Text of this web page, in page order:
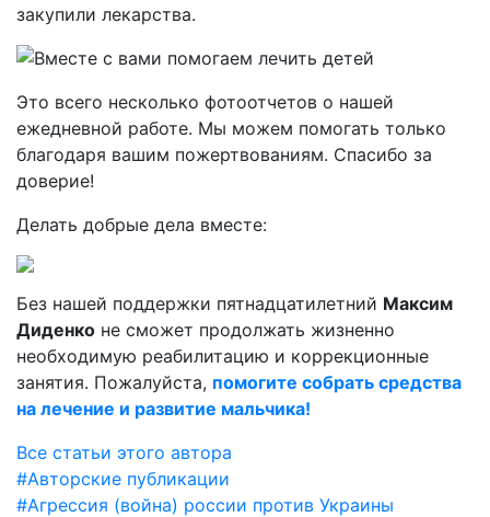
закупили лекарства.
Это всего несколько фотоотчетов о нашей
ежедневной работе. Мы можем помогать только
благодаря вашим пожертвованиям. Спасибо за
доверие!
Делать добрые дела вместе:
Без нашей поддержки пятнадцатилетний Максим
Диденко не сможет продолжать жизненно
необходимую реабилитацию и коррекционные
занятия. Пожалуйста, помогите собрать средства
на лечение и развитие мальчика!
Все статьи этого автора
#Авторские публикации
#Агрессия (война) россии против Украины